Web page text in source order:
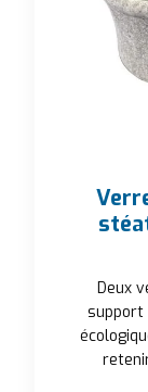
Deux
support